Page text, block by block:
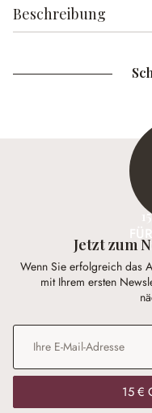
Beschreibung
Jetzt zum
Wenn Sie erfolgreich das
mit Ihrem ersten
E-Mail-Adresse
15 €